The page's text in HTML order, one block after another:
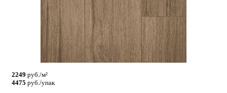
2249 руб./м²
4475 руб./упак